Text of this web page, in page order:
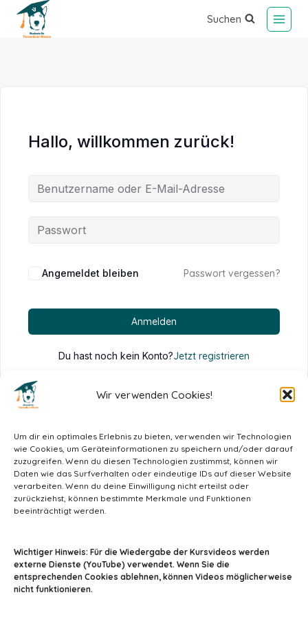
Wir verwenden Cookies!
Um dir ein optimales Erlebnis zu bieten, verwenden wir Technologien
wie Cookies, um Geräteinformationen zu speichern und/oder darauf
zuzugreifen. Wenn du diesen Technologien zustimmst, können wir
Daten wie das Surfverhalten oder eindeutige IDs auf dieser Website
verarbeiten. Wenn du deine Einwilligung nicht erteilst oder
zurückziehst, können bestimmte Merkmale und Funktionen
beeinträchtigt werden.
Wichtiger Hinweis: Für die Wiedergabe der Kursvideos werden
externe Dienste (YouTube) verwendet. Wenn Sie die
entsprechenden Cookies ablehnen, können Videos möglicherweise
nicht funktionieren.
Suchen
Hallo, willkommen zurück!
Alternative:
Angemeldet bleiben Passwort vergessen?
Anmelden
Du hast noch kein Konto?Jetzt registrieren
info@tiermedizin-wissen.de